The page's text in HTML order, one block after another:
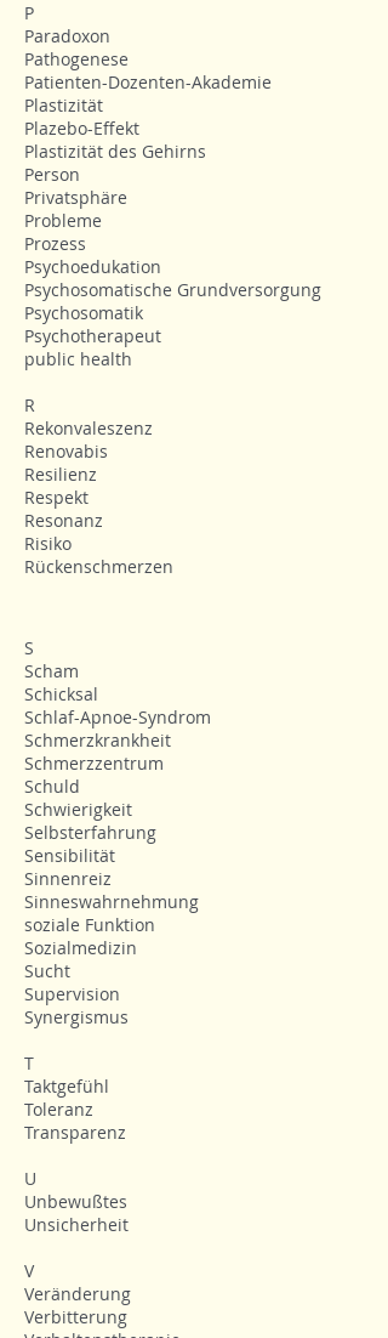
P
Paradoxon
Pathogenese
Patienten-Dozenten-Akademie
Plastizität
Plazebo-Effekt
Plastizität des Gehirns
Person
Privatsphäre
Probleme
Prozess
Psychoedukation
Psychosomatische Grundversorgung
Psychosomatik
Psychotherapeut
public health
R
Rekonvaleszenz
Renovabis
Resilienz
Respekt
Resonanz
Risiko
Rückenschmerzen
S
Scham
Schicksal
Schlaf-Apnoe-Syndrom
Schmerzkrankheit
Schmerzzentrum
Schuld
Schwierigkeit
Selbsterfahrung
Sensibilität
Sinnenreiz
Sinneswahrnehmung
soziale Funktion
Sozialmedizin
Sucht
Supervision
Synergismus
T
Taktgefühl
Toleranz
Transparenz
U
Unbewußtes
Unsicherheit
V
Veränderung
Verbitterung